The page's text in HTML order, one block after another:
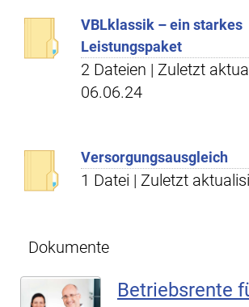
VBLklassik – ein starkes
Leistungspaket
2 Dateien | Zuletzt
06.06.24
Versorgungsausgleich
1 Datei | Zuletzt
Dokumente
Betriebsrente